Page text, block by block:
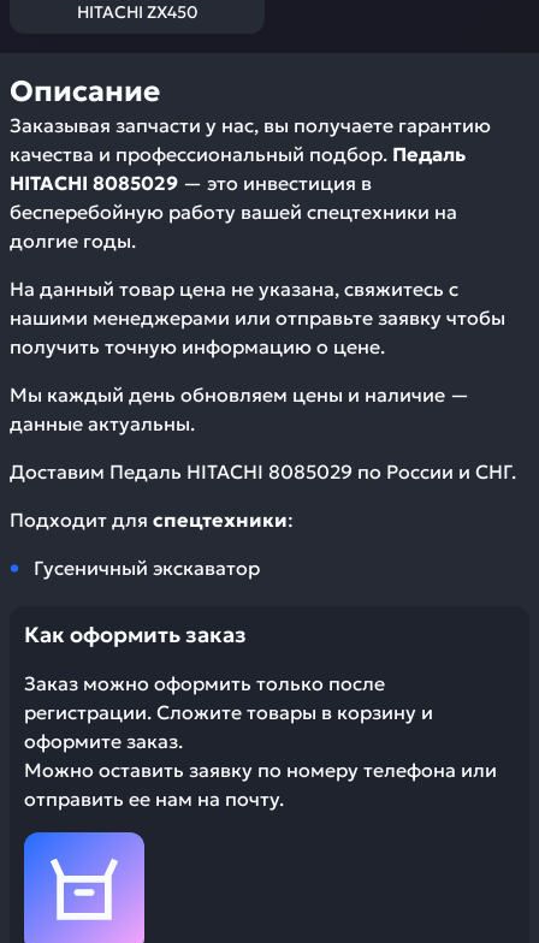
HITACHI ZX450
Описание
Заказывая запчасти у нас, вы получаете гарантию
качества и профессиональный подбор. Педаль
HITACHI 8085029 — это инвестиция в
бесперебойную работу вашей спецтехники на
долгие годы.
На данный товар цена не указана, свяжитесь с
нашими менеджерами или отправьте заявку чтобы
получить точную информацию о цене.
Мы каждый день обновляем цены и наличие —
данные актуальны.
Доставим Педаль HITACHI 8085029 по России и СНГ.
Подходит для спецтехники:
Гусеничный экскаватор
Как оформить заказ
Заказ можно оформить только после
регистрации. Сложите товары в корзину и
оформите заказ.
Можно оставить заявку по номеру телефона или
отправить ее нам на почту.